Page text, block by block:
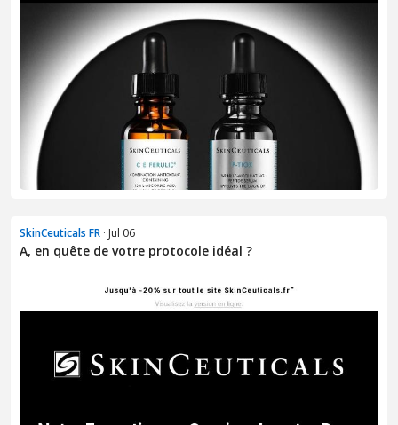
SkinCeuticals FR · Jul 06
A, en quête de votre protocole idéal ?